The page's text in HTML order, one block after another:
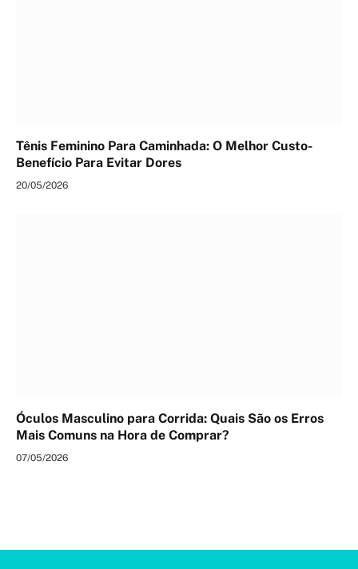
Tênis Feminino Para Caminhada: O Melhor Custo-
Benefício Para Evitar Dores
20/05/2026
Óculos Masculino para Corrida: Quais São os Erros
Mais Comuns na Hora de Comprar?
07/05/2026